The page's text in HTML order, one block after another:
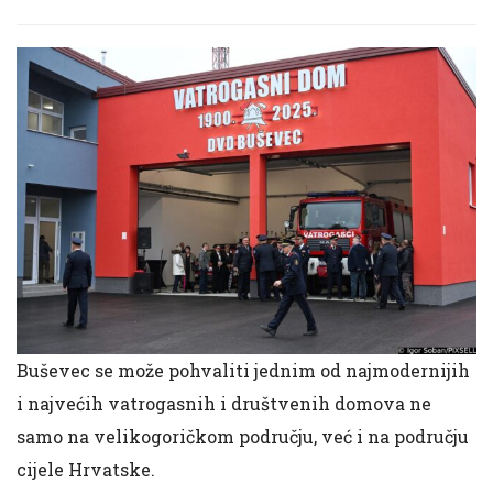
Buševec se može pohvaliti jednim od najmodernijih
i najvećih vatrogasnih i društvenih domova ne
samo na velikogoričkom području, već i na području
cijele Hrvatske.